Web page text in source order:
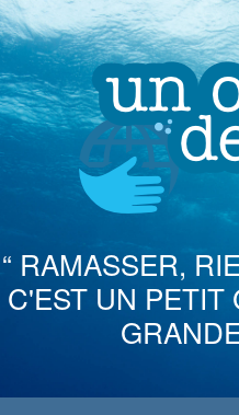
Skip
to
content
“ RAMASSER,
C'EST UN PETIT